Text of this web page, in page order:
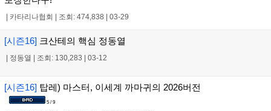
카타리나협회 조회: 474,838 03-29
[시즌16] 크산테의 핵심 정동열
정동열 조회: 130,283 03-12
[시즌16] 탑레) 마스터, 이세계 까마귀의 2026버전
5 / 9